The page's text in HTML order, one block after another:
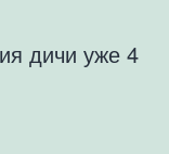
дичи уже 4